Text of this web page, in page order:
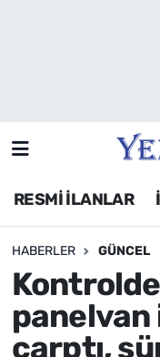
RESMİ İLANLAR
HABERLER GÜNCEL
panelvan
çarptı,
Siyaset
Asayiş / Polis-
Magazin